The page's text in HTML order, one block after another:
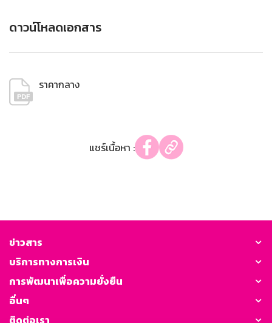
ดาวน์โหลดเอกสาร
ราคากลาง
แชร์เนื้อหา :
ข่าวสาร
บริการทางการเงิน
การพัฒนาเพื่อความยั่งยืน
อื่นๆ